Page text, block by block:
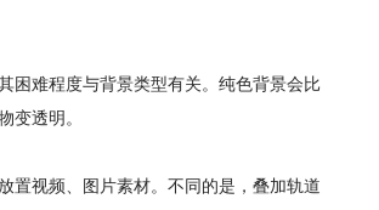
困难程度与背景类型有关。纯色背景会比
变透明。
置视频、图片素材。不同的是，叠加轨道